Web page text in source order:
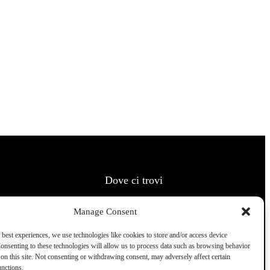
Manage Consent
experiences, we use technologies like cookies to store and/or access device
to these technologies will allow us to process data such as browsing behavior
this site. Not consenting or withdrawing consent, may adversely affect certain
Dove ci trovi